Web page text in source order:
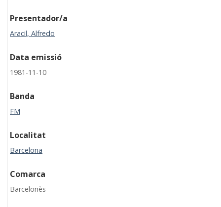
Presentador/a
Aracil, Alfredo
Data emissió
1981-11-10
Banda
FM
Localitat
Barcelona
Comarca
Barcelonès